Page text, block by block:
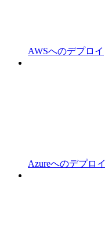
AWSへのデプロイ
Azureへのデプロイ